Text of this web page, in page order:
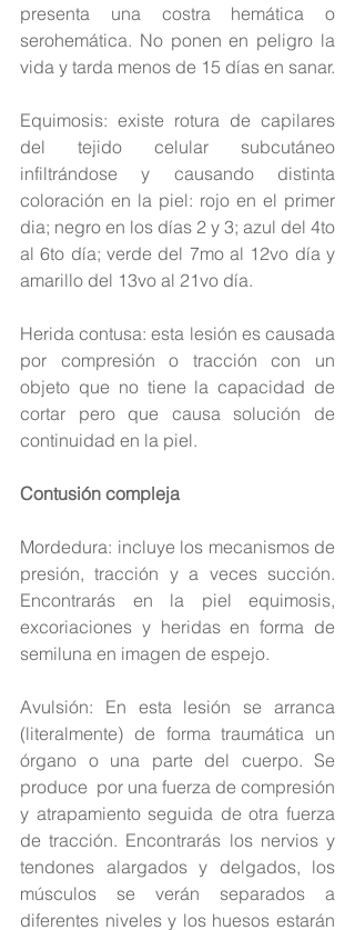
presenta una costra hemática o
serohemática. No ponen en peligro la
vida y tarda menos de 15 días en sanar.
Equimosis: existe rotura de capilares
del tejido celular subcutáneo
infiltrándose y causando distinta
coloración en la piel: rojo en el primer
dia; negro en los días 2 y 3; azul del 4to
al 6to día; verde del 7mo al 12vo día y
amarillo del 13vo al 21vo día.
Herida contusa: esta lesión es causada
por compresión o tracción con un
objeto que no tiene la capacidad de
cortar pero que causa solución de
continuidad en la piel.
Contusión compleja
Mordedura: incluye los mecanismos de
presión, tracción y a veces succión.
Encontrarás en la piel equimosis,
excoriaciones y heridas en forma de
semiluna en imagen de espejo.
Avulsión: En esta lesión se arranca
(literalmente) de forma traumática un
órgano o una parte del cuerpo. Se
produce  por una fuerza de compresión
y atrapamiento seguida de otra fuerza
de tracción. Encontrarás los nervios y
tendones alargados y delgados, los
músculos se verán separados a
diferentes niveles y los huesos estarán